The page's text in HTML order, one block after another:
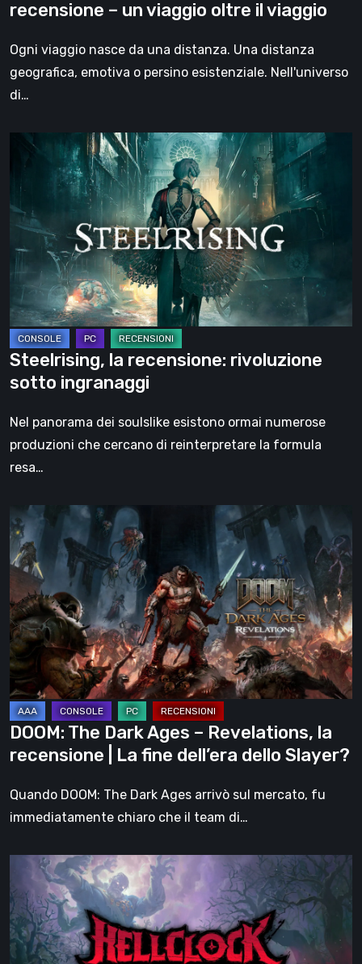
oltre
il
recensione – un viaggio oltre il viaggio
Ogni viaggio nasce da una distanza. Una distanza
geografica, emotiva o persino esistenziale. Nell'universo
di…
Steelrising,
recensione:
rivoluzione
sotto
ingranaggi
Steelrising, la recensione: rivoluzione
sotto ingranaggi
Nel panorama dei soulslike esistono ormai numerose
produzioni che cercano di reinterpretare la formula
resa…
DOOM:
The
Dark
Ages
–
Revelations,
la
recensione
|
La
fine
dell’era
dello
Slayer?
DOOM: The Dark Ages – Revelations, la
recensione | La fine dell’era dello Slayer?
Quando DOOM: The Dark Ages arrivò sul mercato, fu
immediatamente chiaro che il team di…
Clock:
Cursed
War
–